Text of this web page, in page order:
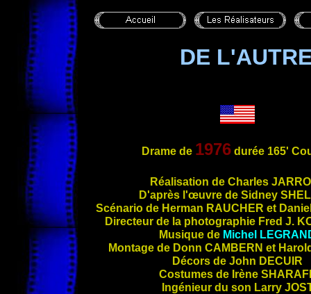
DE
Drame de 1976durée 165'
Réalisation de Charles
D'après l'œuvre de Sidney
Scénario de Herman RAUCHER et
Directeur de la photographie Fred J.
Musique de Michel
Montage de Donn CAMBERN et
Décors de John DECUIR
Costumes de Irène
Ingénieur du son Larry